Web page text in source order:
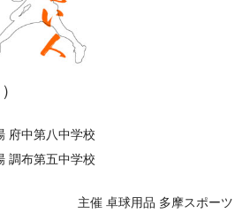
府中第八中学校
調布第五中学校
主催 卓球用品 多摩スポーツ